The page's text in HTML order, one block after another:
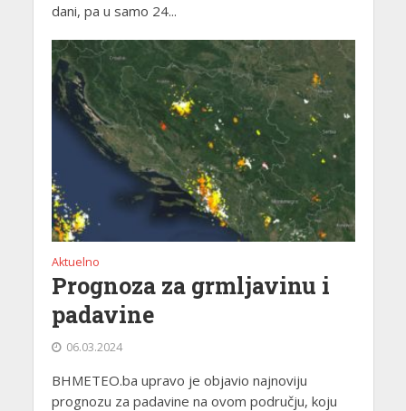
dani, pa u samo 24...
Aktuelno
Prognoza za grmljavinu i
padavine
06.03.2024
BHMETEO.ba upravo je objavio najnoviju
prognozu za padavine na ovom području, koju